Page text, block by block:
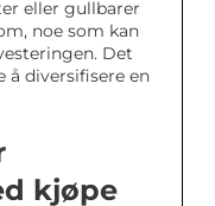
eller gullbarer
noe som kan
Det
å diversifisere en
kjøpe